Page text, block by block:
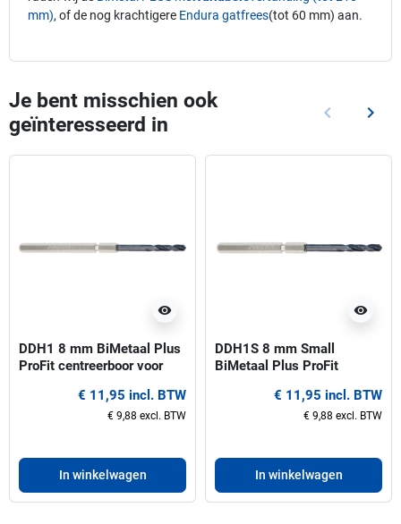
mm), of de nog krachtigere Endura gatfrees(tot 60 mm) aan.
Je bent misschien ook
geïnteresseerd in
Vorige
keyboard_arrow_left keyboard_arrow_right
visibility
DDH1 8 mm BiMetaal Plus
ProFit centreerboor voor
€ 11,95 incl. BTW
€ 9,88 excl. BTW
In winkelwagen
visibility
DDH1S 8 mm Small
BiMetaal Plus ProFit
14-30 mm€ 11,95 incl. BTW
€ 9,88 excl. BTW
In winkelwagen